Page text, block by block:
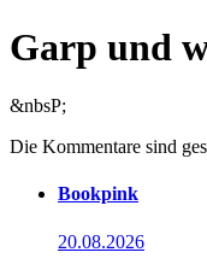
Garp und
&nbsP;
Die Kommentare sind
Bookpink
20.08.2026